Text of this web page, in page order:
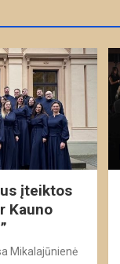
įteiktos
Kauno
Mikalajūnienė